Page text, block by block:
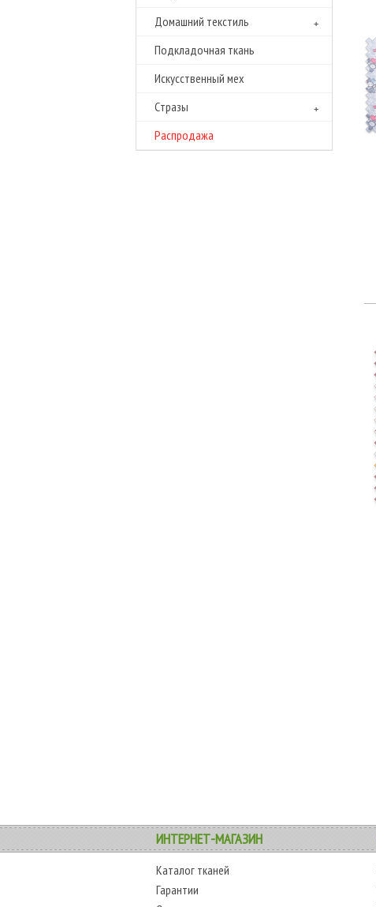
Домашний текстиль
Подкладочная ткань
Искусственный мех
Cтразы
Распродажа
ИНТЕРНЕТ-МАГАЗИН
Каталог тканей
Гарантии